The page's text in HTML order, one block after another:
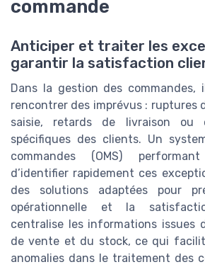
commande
Anticiper et traiter les
garantir la satisfaction
Dans la gestion des
rencontrer des imprévus : ruptures
saisie, retards de livraison ou
spécifiques des clients. Un
commandes (OMS)
d’identifier rapidement ces
des solutions adaptées pour
opérationnelle et la
centralise les informations issues
de vente et du stock, ce qui
anomalies dans le traitement des